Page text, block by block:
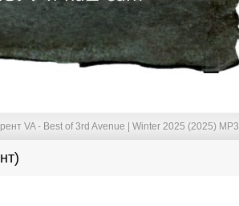
VA - Best of 3rd Avenue | Winter 2025 (2025) MP3